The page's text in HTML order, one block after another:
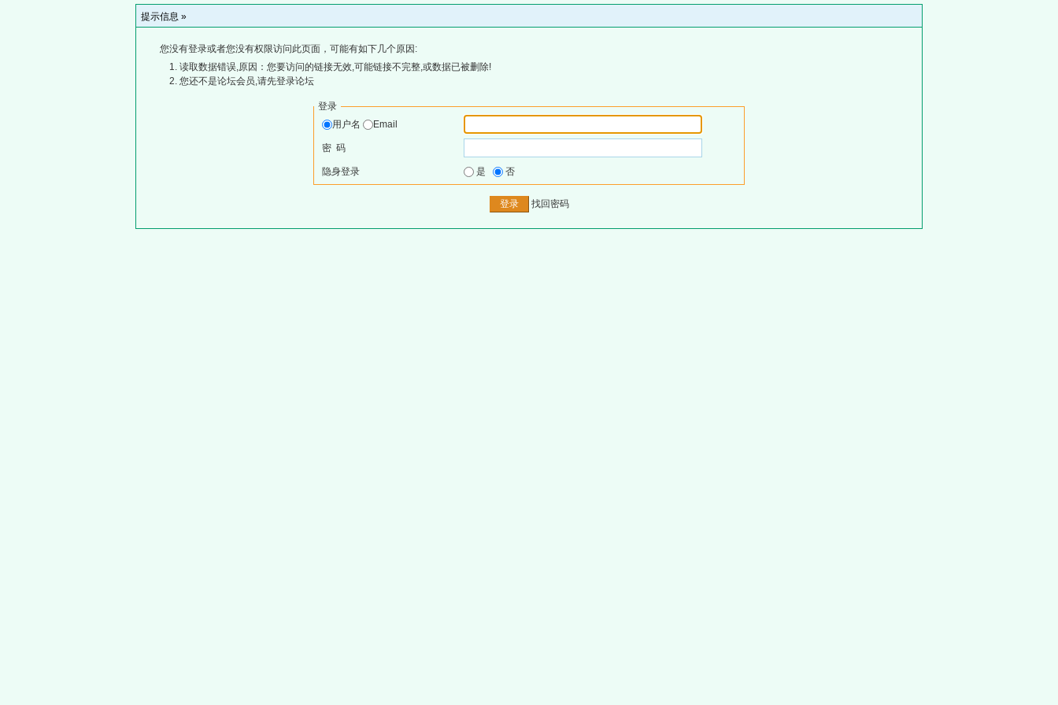
提示信息 »
您没有登录或者您没有权限访问此页面，可能有如下几个原因:
读取数据错误,原因：您要访问的链接无效,可能链接不完整,或数据已被删除!
您还不是论坛会员,请先登录论坛
登录
用户名
Email
密 码
隐身登录 是 否
找回密码